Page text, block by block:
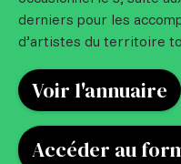
derniers pour les
d’artistes du territoire
Voir l'annuaire
Accéder au